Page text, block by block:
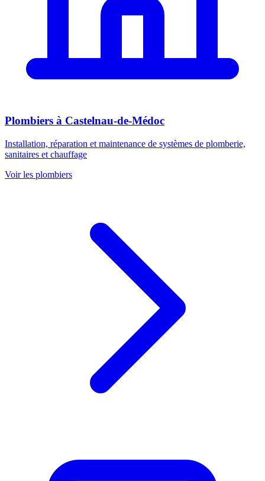
Plombiers à Castelnau-de-Médoc
Installation, réparation et maintenance de systèmes de plomberie,
sanitaires et chauffage
Voir les plombiers